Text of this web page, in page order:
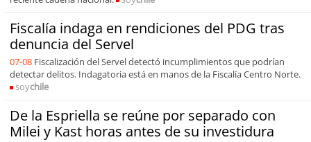
Fiscalía indaga en rendiciones del PDG tras
denuncia del Servel
07-08 Fiscalización del Servel detectó incumplimientos que podrían
detectar delitos. Indagatoria está en manos de la Fiscalía Centro Norte.
soychile
De la Espriella se reúne por separado con
Milei y Kast horas antes de su investidura